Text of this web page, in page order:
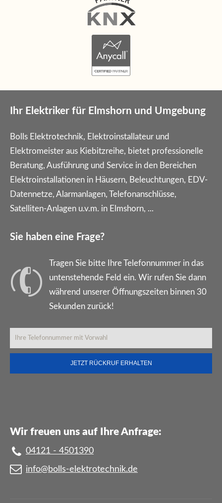
Ihr Elektriker für Elmshorn und Umgebung
Bolls Elektrotechnik, Elektroinstallateur und
Elektromeister aus Kiebitzreihe, bietet professionelle
Beratung, Ausführung und Service in den Bereichen
Elektroinstallationen in Häusern, Beleuchtungen, EDV-
Datennetze, Alarmanlagen, Telefonanschlüsse,
Satelliten-Anlagen u.v.m. in Elmshorn, ...
Sie haben eine Frage?
Tragen Sie bitte Ihre Telefonnummer in das
untenstehende Feld ein. Wir rufen Sie dann
während unserer Öffnungszeiten binnen 30
Sekunden zurück!
Wir freuen uns auf Ihre Anfrage:
04121 - 4501390
info@bolls-elektrotechnik.de